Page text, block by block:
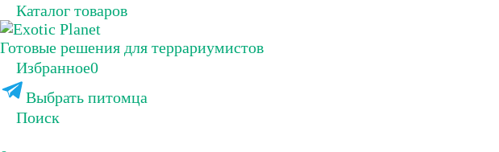
Каталог товаров
Готовые решения для террариумистов
Избранное0
Выбрать питомца
Поиск